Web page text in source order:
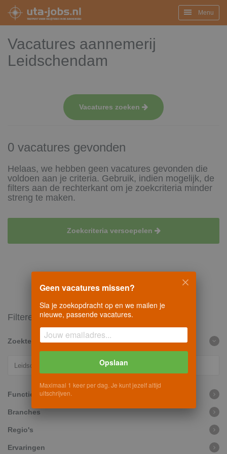
Menu
Vacatures aannemerij
Leidschendam
Vacatures zoeken
0 vacatures gevonden
Helaas, we hebben geen vacatures gevonden die
voldoen aan je criteria. Gebruik, indien mogelijk, de
filters aan de rechterkant om je zoekcriteria minder
streng te maken.
Zoekcriteria versoepelen
Filteren
Zoekterm
Functiegroepen
Branches
Regio's
Ervaringen
Geen vacatures missen?
Sla je zoekopdracht op en we mailen je
nieuwe, passende vacatures.
Opslaan
Maximaal 1 keer per dag. Je kunt jezelf altijd
uitschrijven.